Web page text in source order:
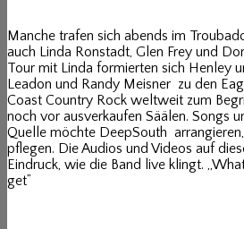
Manche trafen sich abends im
auch Linda Ronstadt, Glen Frey und
Tour mit Linda formierten sich Henley
Leadon und Randy Meisner zu den
Coast Country Rock weltweit zum
noch vor ausverkaufen Säälen. Songs
Quelle möchte DeepSouth
pflegen. Die Audios und Videos auf
Eindruck, wie die Band live klingt.
get”